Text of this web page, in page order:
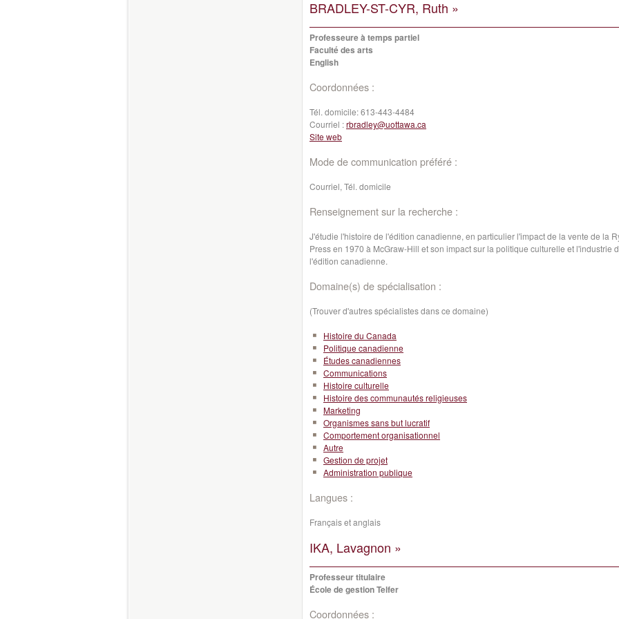
BRADLEY-ST-CYR, Ruth »
Professeure à temps partiel
Faculté des arts
English
Coordonnées :
Tél. domicile:613-443-4484
Courriel :rbradley@uottawa.ca
Site web
Mode de communication préféré :
Courriel, Tél. domicile
Renseignement sur la recherche :
J'étudie l'histoire de l'édition canadienne, en particulier l'impact de la vente de la
Press en 1970 à McGraw-Hill et son impact sur la politique culturelle et l'industrie
l'édition canadienne.
Domaine(s) de spécialisation :
(Trouver d'autres spécialistes dans ce domaine)
Histoire du Canada
Politique canadienne
Études canadiennes
Communications
Histoire culturelle
Histoire des communautés religieuses
Marketing
Organismes sans but lucratif
Comportement organisationnel
Autre
Gestion de projet
Administration publique
Langues :
Français et anglais
IKA, Lavagnon »
Professeur titulaire
École de gestion Telfer
Coordonnées :